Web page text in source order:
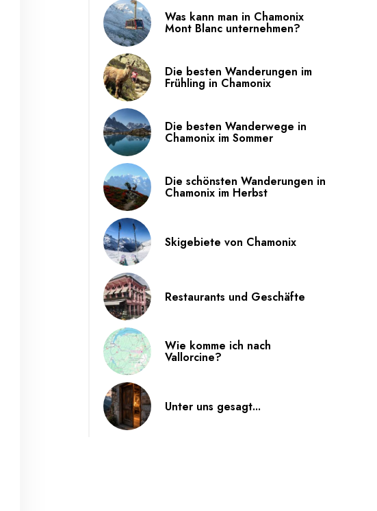
Was kann man in Chamonix
Mont Blanc unternehmen?
Die besten Wanderungen im
Frühling in Chamonix
Die besten Wanderwege in
Chamonix im Sommer
Die schönsten Wanderungen in
Chamonix im Herbst
Skigebiete von Chamonix
Restaurants und Geschäfte
Wie komme ich nach
Vallorcine?
Unter uns gesagt...